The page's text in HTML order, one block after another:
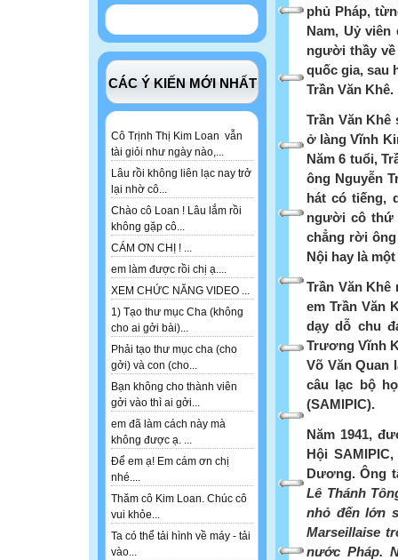
CÁC Ý KIẾN MỚI NHẤT
Cô Trịnh Thị Kim Loan vẫn
tài giỏi như ngày nào,...
Lâu rồi không liên lạc nay trở
lại nhờ cô...
Chào cô Loan ! Lâu lắm rồi
không gặp cô...
CÁM ƠN CHỊ ! ...
em làm được rồi chị ạ....
XEM CHỨC NĂNG VIDEO ...
1) Tạo thư mục Cha (không
cho ai gởi bài)...
Phải tạo thư mục cha (cho
gởi) và con (cho...
Bạn không cho thành viên
gởi vào thì ai gởi...
em đã làm cách này mà
không được ạ. ...
Để em ạ! Em cám ơn chị
nhé....
Thăm cô Kim Loan. Chúc cô
vui khỏe...
Ta có thể tải hình về máy - tải
vào...
phủ Pháp,
Nam, Uỷ
người thầy
quốc gia, sau
Trần Văn Khê.
Trần Văn Khê
ở làng Vĩnh
Năm 6 tuổi,
ông Nguyễn
hát có tiếng,
người cô thứ
chẳng rời
Nội hay là
Trần Văn Khê
em Trần Văn
dạy dỗ chu
Trương Vĩnh
Võ Văn Quan
câu lạc bộ
(SAMIPIC).
Năm 1941,
Hội
Dương. Ông
Lê Thánh
nhỏ đến lớn
Marseillaise
nước Pháp.